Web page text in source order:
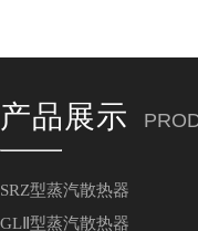
产品展示
SRZ型蒸汽散热器
GLⅡ型蒸汽散热器